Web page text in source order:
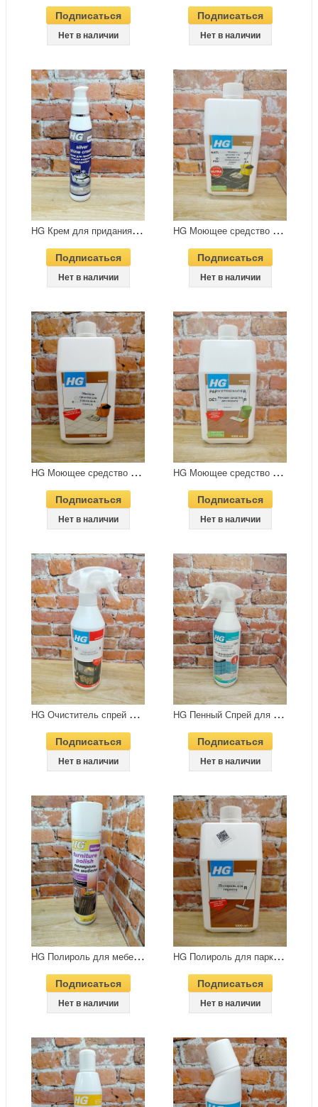
Подписаться
Нет в наличии
Подписаться
Нет в наличии
H
G Крем для придания блеска изделиям из серебра 125 мл
Подписаться
Нет в наличии
H
G Моющее средство для мрамора и натурального камня 1 л №37
Подписаться
Нет в наличии
H
G Моющее средство для напольной плитки 1 л №17
Подписаться
Нет в наличии
H
G Моющее средство для паркета 1 л средство №53
Подписаться
Нет в наличии
H
G Очиститель спрей для термостойкого стекла 500 мл
Подписаться
Нет в наличии
H
G Пенный Спрей для удаления грибка и плесени 500 мл
Подписаться
Нет в наличии
H
G Полироль для мебели 300 мл аэрозоль
Подписаться
Нет в наличии
H
G Полироль для паркета 1 л
Подписаться
Нет в наличии